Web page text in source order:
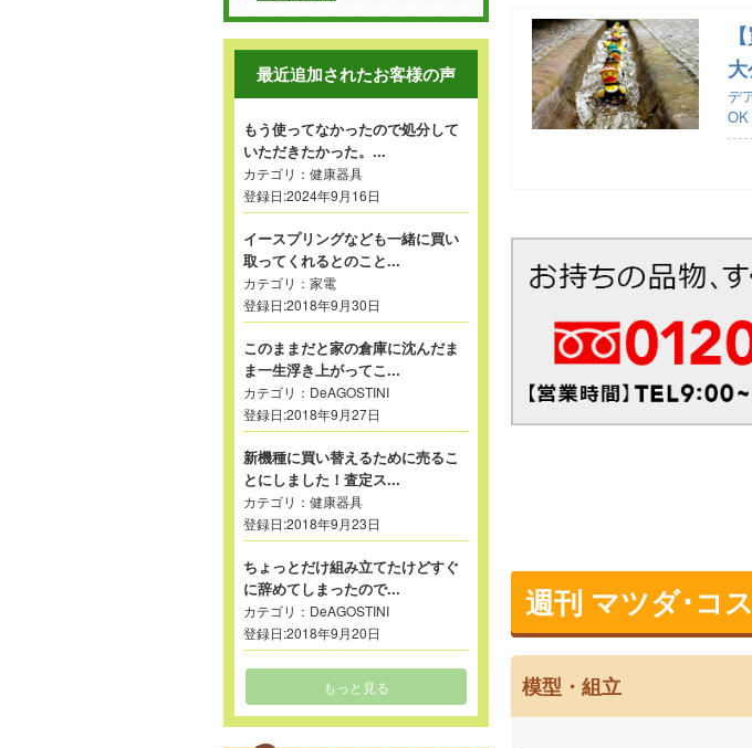
大
デ
週刊 マツダ･コ
模型・組立
最近追加されたお客様の声
もう使ってなかったので処分して
いただきたかった。...
カテゴリ： 健康器具
登録日:2024年9月16日
イースプリングなども一緒に買い
取ってくれるとのこと...
カテゴリ： 家電
登録日:2018年9月30日
このままだと家の倉庫に沈んだま
ま一生浮き上がってこ...
カテゴリ： DeAGOSTINI
登録日:2018年9月27日
新機種に買い替えるために売るこ
とにしました！査定ス...
カテゴリ： 健康器具
登録日:2018年9月23日
ちょっとだけ組み立てたけどすぐ
に辞めてしまったので...
カテゴリ： DeAGOSTINI
登録日:2018年9月20日
もっと見る